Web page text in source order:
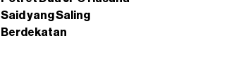
Said yang Saling
Berdekatan